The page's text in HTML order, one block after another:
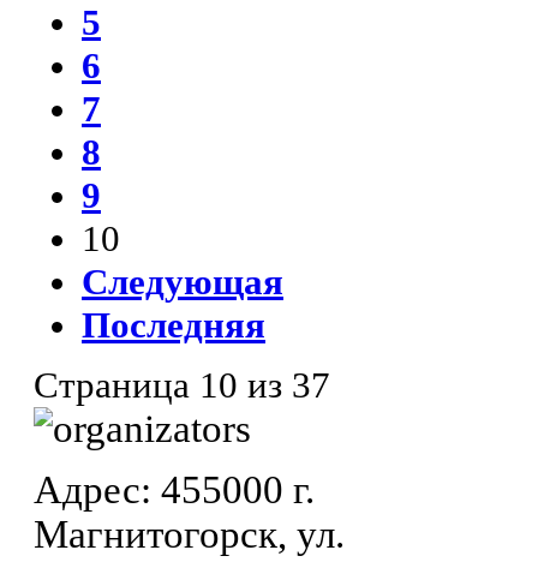
5
6
7
8
9
10
Следующая
Последняя
Страница 10 из 37
Адрес: 455000 г.
Магнитогорск, ул.